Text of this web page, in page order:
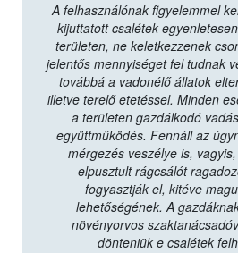
A felhasználónak figyelemmel
kijuttatott csalétek
területen, ne keletkezzenek
jelentős mennyiséget fel tudnak
továbbá a vadonélő állatok
illetve terelő etetéssel. Minden
a területen gazdálkodó
együttműködés. Fennáll az
mérgezés veszélye is,
elpusztult rágcsálót
fogyasztják el, kitéve
lehetőségének. A
növényorvos
dönteniük e csalétek